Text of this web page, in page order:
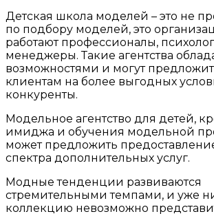
Детская школа моделей – это не
по подбору моделей, это
работают профессионалы,
менеджеры. Такие агентства
возможностями и могут
клиентам на более выгодных
конкуренты.
Модельное агентство для детей,
имиджа и обучения модельной
может предложить
спектра дополнительных услуг.
Модные тенденции развиваются
стремительными темпами, и уже
коллекцию невозможно